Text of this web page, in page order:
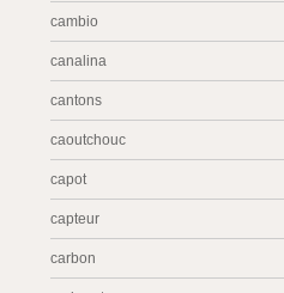
cambio
canalina
cantons
caoutchouc
capot
capteur
carbon